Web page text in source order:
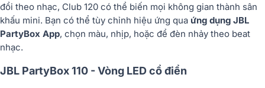
đổi theo nhạc, Club 120 có thể biến mọi không gian thành sân
khấu mini. Bạn có thể tùy chỉnh hiệu ứng qua ứng dụng JBL
PartyBox App, chọn màu, nhịp, hoặc để đèn nhảy theo beat
nhạc.
JBL PartyBox 110 - Vòng LED cổ điển